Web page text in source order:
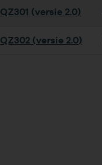
QZ301 (versie 2.0)
QZ302 (versie 2.0)